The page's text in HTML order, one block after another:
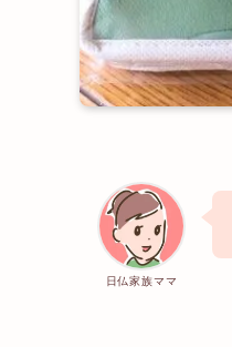
日仏家族ママ